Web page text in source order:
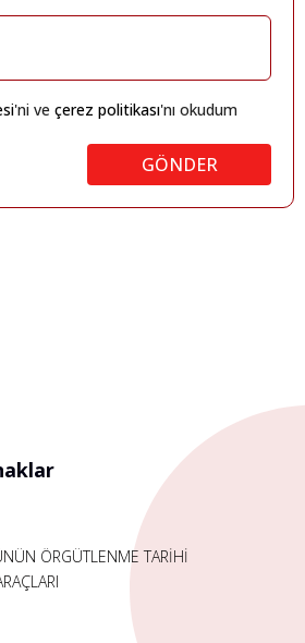
'ni ve çerez politikası'nı okudum
GÖNDER
ÖRGÜTLENME TARİHİ